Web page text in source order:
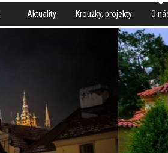
Aktuality Kroužky, projekty O